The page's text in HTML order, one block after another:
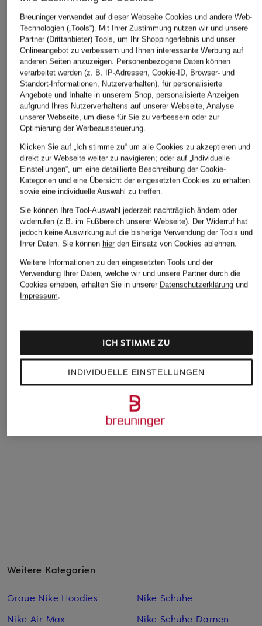
ÄHNLICHE ARTIKEL ENTDECKEN
REISS
American Vintage
T-Shirt APOLY
CHF 50
MARANT ÉTOILE
Weitere Kategorien
Graue Nike Hoodies
Nike Air Max
Nike Schuhe
Nike Schuhe Damen
Breuninger verwendet auf dieser Webseite Cookies und andere Web-
Technologien („Tools“). Mit Ihrer Zustimmung nutzen wir und unsere
Partner (Drittanbieter) Tools, um Ihr Shoppingerlebnis und unser
Onlineangebot zu verbessern und Ihnen interessante Werbung auf
anderen Seiten anzuzeigen. Personenbezogene Daten können
verarbeitet werden (z. B. IP-Adressen, Cookie-ID, Browser- und
Standort-Informationen, Nutzerverhalten), für personalisierte
Angebote und Inhalte in unserem Shop, personalisierte Anzeigen
aufgrund Ihres Nutzerverhaltens auf unserer Webseite, Analyse
unserer Webseite, um diese für Sie zu verbessern oder zur
Optimierung der Werbeaussteuerung.
Klicken Sie auf „Ich stimme zu“ um alle Cookies zu akzeptieren und
direkt zur Webseite weiter zu navigieren; oder auf „Individuelle
Einstellungen“, um eine detaillierte Beschreibung der Cookie-
Kategorien und eine Übersicht der eingesetzten Cookies zu erhalten
sowie eine individuelle Auswahl zu treffen.
Sie können Ihre Tool-Auswahl jederzeit nachträglich ändern oder
widerrufen (z.B. im Fußbereich unserer Webseite). Der Widerruf hat
jedoch keine Auswirkung auf die bisherige Verwendung der Tools und
Ihrer Daten. Sie können hierden Einsatz von Cookies ablehnen.
Weitere Informationen zu den eingesetzten Tools und der
Verwendung Ihrer Daten, welche wir und unsere Partner durch die
Cookies erheben, erhalten Sie in unserer Datenschutzerklärungund
Impressum.
INDIVIDUELLE EINSTELLUNGEN
ICH STIMME ZU